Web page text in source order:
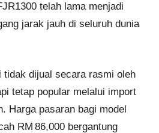
telah lama menjadi
jarak jauh di seluruh dunia
tidak dijual secara rasmi oleh
tetap popular melalui import
Harga pasaran bagi model
RM 86,000 bergantung